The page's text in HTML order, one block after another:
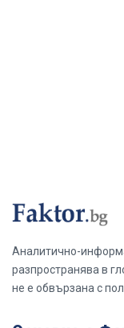
Аналитично-
разпространява в
не е обвързана с